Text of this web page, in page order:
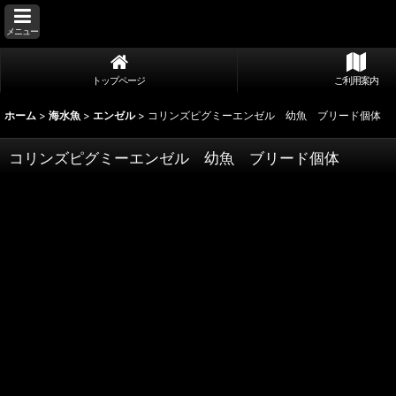
メニュー
トップページ ご利用案内
ホーム > 海水魚 > エンゼル > コリンズピグミーエンゼル 幼魚 ブリード個体
コリンズピグミーエンゼル 幼魚 ブリード個体